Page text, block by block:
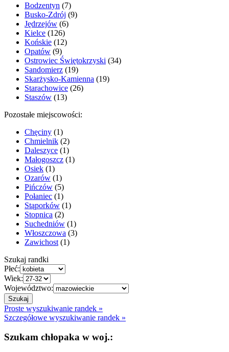
Bodzentyn (7)
Busko-Zdrój (9)
Jędrzejów (6)
Kielce (126)
Końskie (12)
Opatów (9)
Ostrowiec Świętokrzyski (34)
Sandomierz (19)
Skarżysko-Kamienna (19)
Starachowice (26)
Staszów (13)
Pozostałe miejscowości:
Chęciny (1)
Chmielnik (2)
Daleszyce (1)
Małogoszcz (1)
Osiek (1)
Ozarów (1)
Pińczów (5)
Połaniec (1)
Stąporków (1)
Stopnica (2)
Suchedniów (1)
Włoszczowa (3)
Zawichost (1)
Szukaj randki
Płeć:
Wiek:
Województwo:
Proste wyszukiwanie randek »
Szczegółowe wyszukiwanie randek »
Szukam chłopaka w woj.: